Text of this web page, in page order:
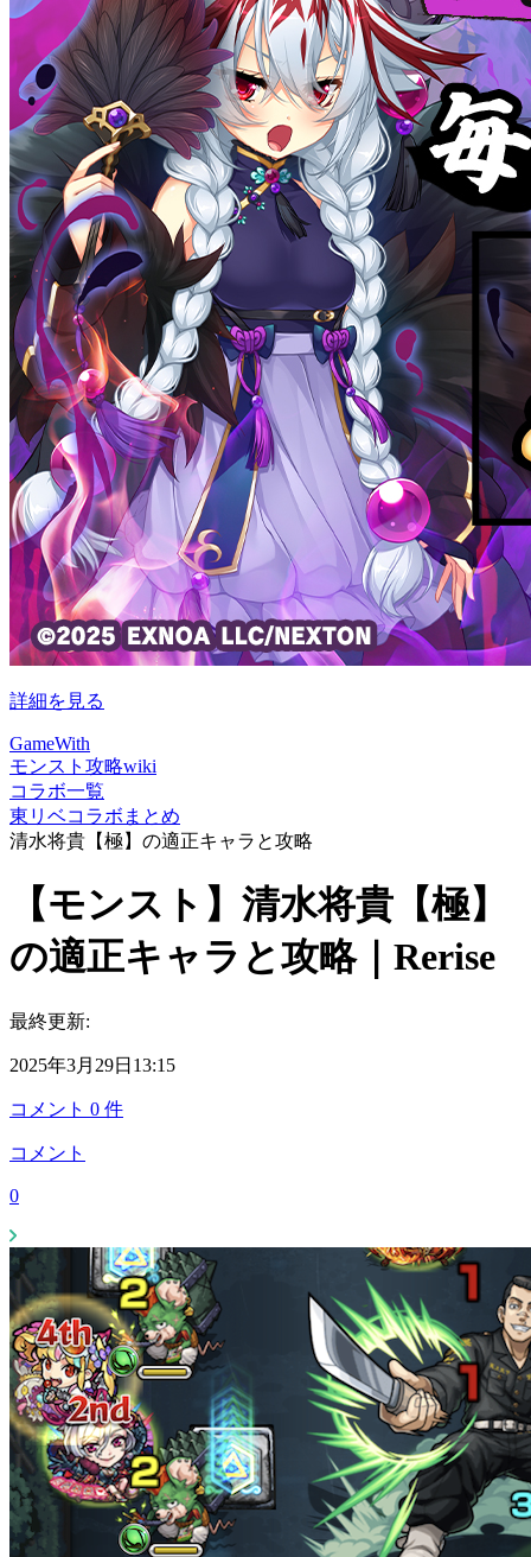
詳細を見る
GameWith
モンスト攻略wiki
コラボ一覧
東リベコラボまとめ
清水将貴【極】の適正キャラと攻略
【モンスト】清水将貴【極】
の適正キャラと攻略｜Rerise
最終更新:
2025年3月29日13:15
コメント 0 件
コメント
0